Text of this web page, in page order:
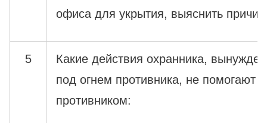
офиса для укрытия, выяснить
5
Какие действия охранника,
под огнем противника, не помогают
противником: